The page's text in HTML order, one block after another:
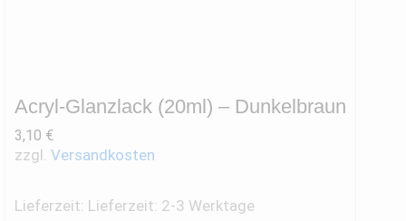
Acryl-Glanzlack (20ml) – Dunkelbraun
3,10 €
zzgl. Versandkosten
Lieferzeit: Lieferzeit: 2-3 Werktage